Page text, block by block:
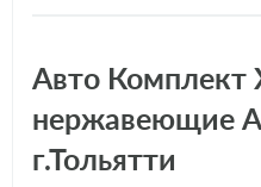
Авто
нержавеющие
г.Тольятти